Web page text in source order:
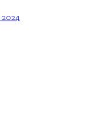
2024